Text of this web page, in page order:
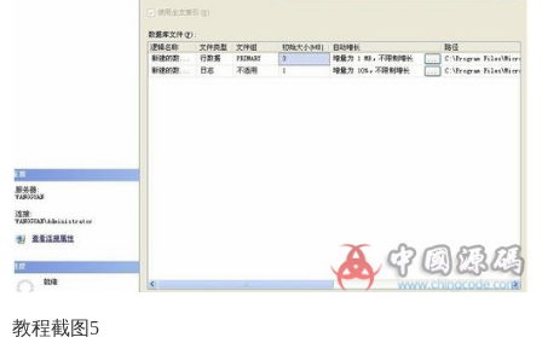
教程截图5